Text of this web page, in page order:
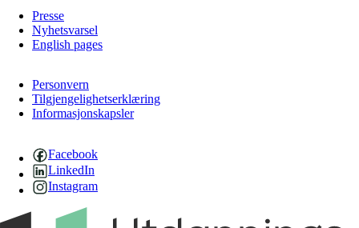
Presse
Nyhetsvarsel
English pages
Personvern
Tilgjengelighetserklæring
Informasjonskapsler
Facebook
LinkedIn
Instagram